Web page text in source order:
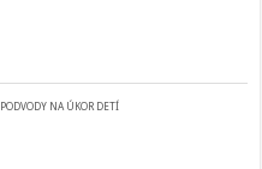
NA ÚKOR DETÍ